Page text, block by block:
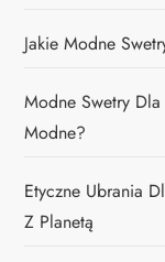
Jakie Modne
Modne Swetry
Modne?
Etyczne Ubrania
Z Planetą